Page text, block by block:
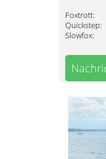
Foxtrott:
Quickstep:
Slowfox: